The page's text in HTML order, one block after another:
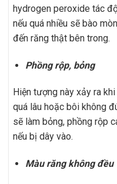
hydrogen peroxide tác
nếu quá nhiều sẽ bào
đến răng thật bên trong.
Phồng rộp, bỏng
Hiện tượng này xảy ra
quá lâu hoặc bôi không
sẽ làm bỏng, phồng rộp
nếu bị dây vào.
Màu răng không đều